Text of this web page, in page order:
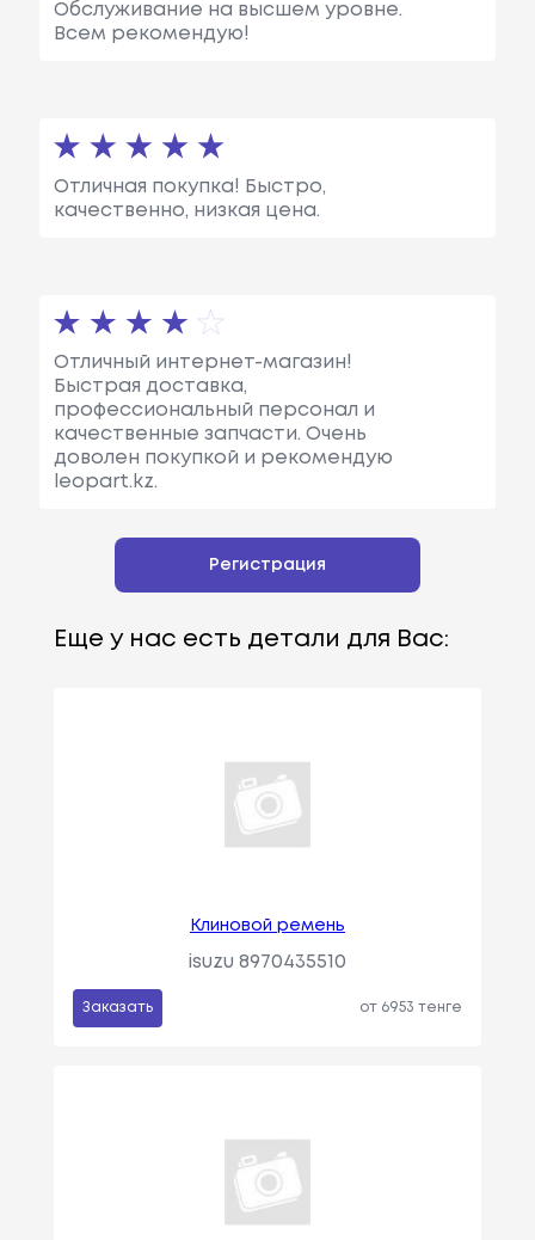
Обслуживание на высшем уровне.
Всем рекомендую!
Отличная покупка! Быстро,
качественно, низкая цена.
Отличный интернет-магазин!
Быстрая доставка,
профессиональный персонал и
качественные запчасти. Очень
доволен покупкой и рекомендую
leopart.kz.
Регистрация
Еще у нас есть детали для Вас:
Клиновой ремень
isuzu 8970435510
Заказать от 6953 тенге